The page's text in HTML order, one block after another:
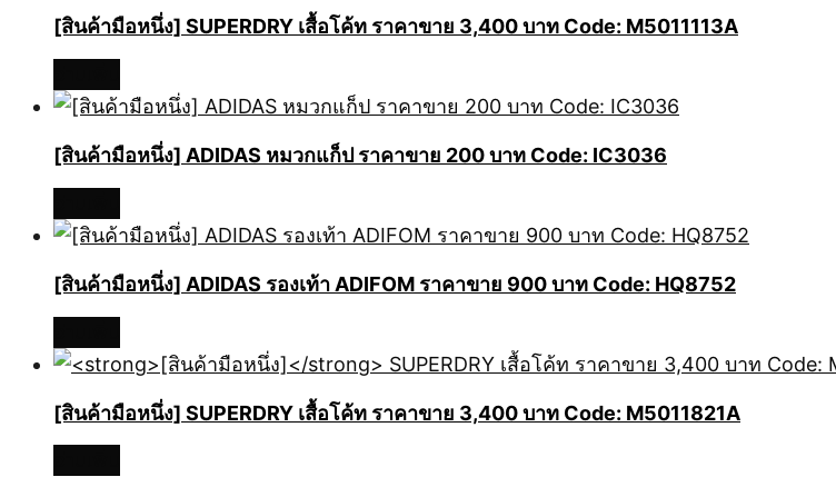
[สินค้ามือหนึ่ง] SUPERDRY เสื้อโค้ท ราคาขาย 3,400 บาท Code: M5011113A
[สินค้ามือหนึ่ง] ADIDAS หมวกแก็ป ราคาขาย 200 บาท Code: IC3036
[สินค้ามือหนึ่ง] ADIDAS รองเท้า ADIFOM ราคาขาย 900 บาท Code: HQ8752
[สินค้ามือหนึ่ง] SUPERDRY เสื้อโค้ท ราคาขาย 3,400 บาท Code: M5011821A